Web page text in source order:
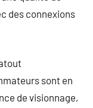
des connexions
sont en
de visionnage,